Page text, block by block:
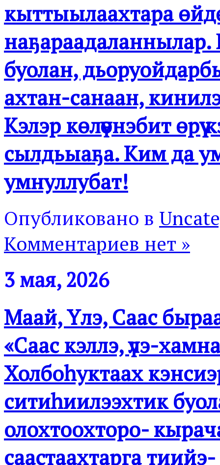
кыттыылаахтара
наҕараадаланнылар.
буолан,
ахтан-санаан,
Кэлэр көлүөнэбит
сылдьыаҕа. Ким да
умнуллубат!
Опубликовано в
Комментариев нет »
3 мая, 2026
Маай, Үлэ, Саас
«Саас кэллэ, үлэ-
Холбоһуктаах
ситиһиилээхтик
олохтоохторо-
саастаахтарга